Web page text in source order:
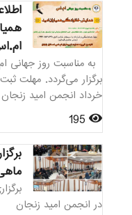
به مناسبت روز جهانی
خرداد انجمن امید زنجان
در انجمن امید زنجان